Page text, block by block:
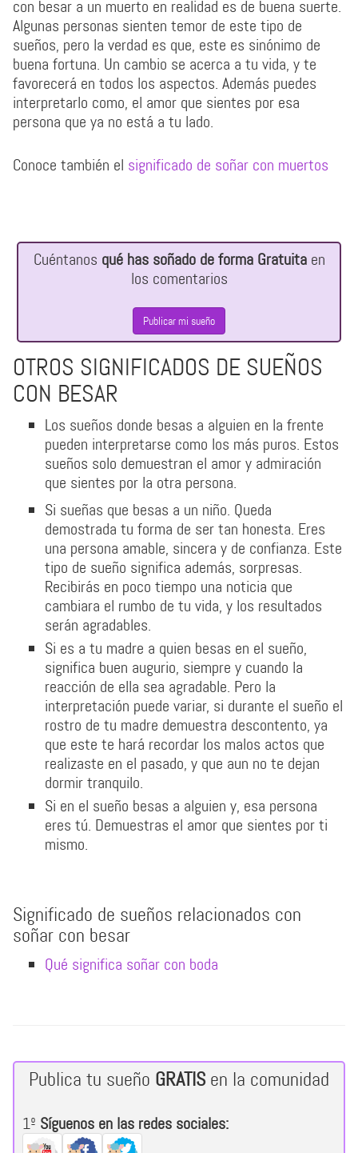
con besar a un muerto en realidad es de buena suerte.
Algunas personas sienten temor de este tipo de
sueños, pero la verdad es que, este es sinónimo de
buena fortuna. Un cambio se acerca a tu vida, y te
favorecerá en todos los aspectos. Además puedes
interpretarlo como, el amor que sientes por esa
persona que ya no está a tu lado.
Conoce también el significado de soñar con muertos
Cuéntanos qué has soñado de forma Gratuitaen
los comentarios
Publicar mi sueño
OTROS SIGNIFICADOS DE SUEÑOS
CON BESAR
Los sueños donde besas a alguien en la frente
pueden interpretarse como los más puros. Estos
sueños solo demuestran el amor y admiración
que sientes por la otra persona.
Si sueñas que besas a un niño. Queda
demostrada tu forma de ser tan honesta. Eres
una persona amable, sincera y de confianza. Este
tipo de sueño significa además, sorpresas.
Recibirás en poco tiempo una noticia que
cambiara el rumbo de tu vida, y los resultados
serán agradables.
Si es a tu madre a quien besas en el sueño,
significa buen augurio, siempre y cuando la
reacción de ella sea agradable. Pero la
interpretación puede variar, si durante el sueño el
rostro de tu madre demuestra descontento, ya
que este te hará recordar los malos actos que
realizaste en el pasado, y que aun no te dejan
dormir tranquilo.
Si en el sueño besas a alguien y, esa persona
eres tú. Demuestras el amor que sientes por ti
mismo.
Significado de sueños relacionados con
soñar con besar
Qué significa soñar con boda
Publica tu sueño GRATISen la comunidad
1º Síguenos en las redes sociales: